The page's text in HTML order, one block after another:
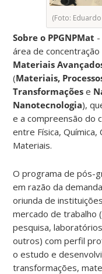
(Foto:
Sobre o PPGNPMat
área de concentração
Materiais
(Materiais,
Transformações e
Nanotecnologia),
e a compreensão do
entre Física, Química,
Materiais.
O programa de pós-
em razão da
oriunda de
mercado de trabalho
pesquisa,
outros) com perfil
o estudo e
transformações,